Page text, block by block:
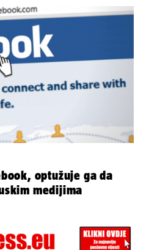
optužuje ga da
medijima